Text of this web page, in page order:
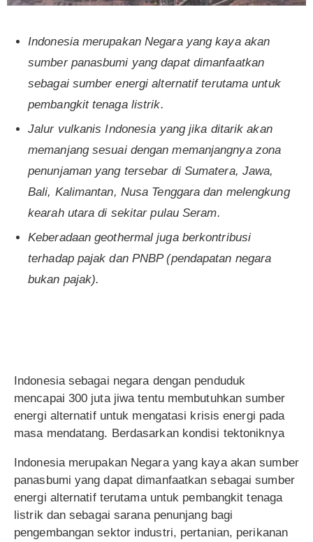
Indonesia merupakan Negara yang kaya akan
sumber panasbumi yang dapat dimanfaatkan
sebagai sumber energi alternatif terutama untuk
pembangkit tenaga listrik.
Jalur vulkanis Indonesia yang jika ditarik akan
memanjang sesuai dengan memanjangnya zona
penunjaman yang tersebar di Sumatera, Jawa,
Bali, Kalimantan, Nusa Tenggara dan melengkung
kearah utara di sekitar pulau Seram.
Keberadaan geothermal juga berkontribusi
terhadap pajak dan PNBP (pendapatan negara
bukan pajak).
Indonesia sebagai negara dengan penduduk
mencapai 300 juta jiwa tentu membutuhkan sumber
energi alternatif untuk mengatasi krisis energi pada
masa mendatang. Berdasarkan kondisi tektoniknya
Indonesia merupakan Negara yang kaya akan sumber
panasbumi yang dapat dimanfaatkan sebagai sumber
energi alternatif terutama untuk pembangkit tenaga
listrik dan sebagai sarana penunjang bagi
pengembangan sektor industri, pertanian, perikanan